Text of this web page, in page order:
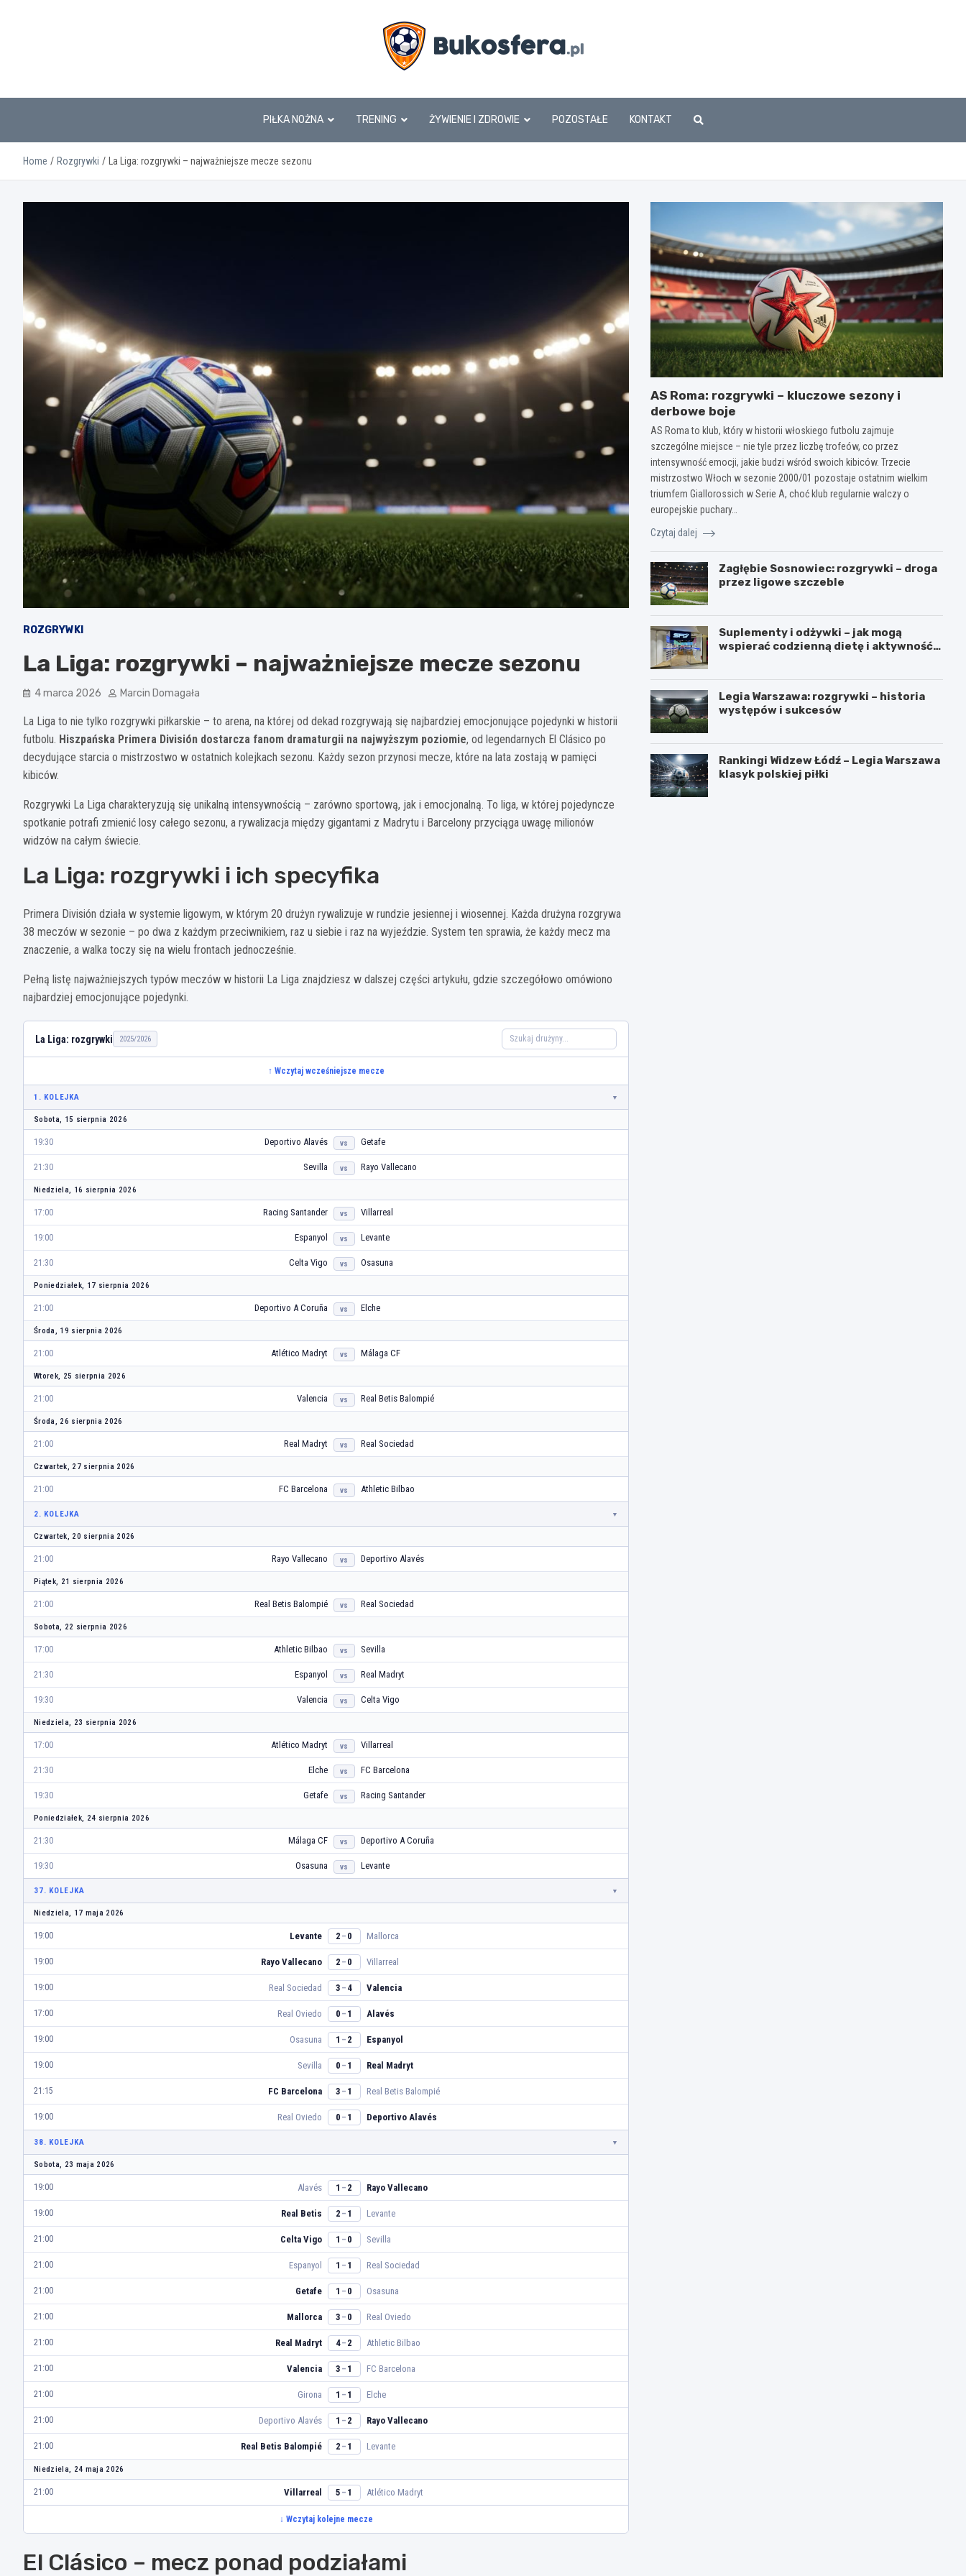
www.bukosfera.pl
PIŁKA NOŻNA TRENING ŻYWIENIE I ZDROWIE POZOSTAŁE KONTAKT
Home Rozgrywki La Liga: rozgrywki – najważniejsze mecze sezonu
ROZGRYWKI
La Liga: rozgrywki – najważniejsze mecze sezonu
4 marca 2026 Marcin Domagała
La Liga to nie tylko rozgrywki piłkarskie – to arena, na której od dekad rozgrywają się najbardziej emocjonujące pojedynki w historii
futbolu. Hiszpańska Primera División dostarcza fanom dramaturgii na najwyższym poziomie, od legendarnych El Clásico po
decydujące starcia o mistrzostwo w ostatnich kolejkach sezonu. Każdy sezon przynosi mecze, które na lata zostają w pamięci
kibiców.
Rozgrywki La Liga charakteryzują się unikalną intensywnością – zarówno sportową, jak i emocjonalną. To liga, w której pojedyncze
spotkanie potrafi zmienić losy całego sezonu, a rywalizacja między gigantami z Madrytu i Barcelony przyciąga uwagę milionów
widzów na całym świecie.
La Liga: rozgrywki i ich specyfika
Primera División działa w systemie ligowym, w którym 20 drużyn rywalizuje w rundzie jesiennej i wiosennej. Każda drużyna rozgrywa
38 meczów w sezonie – po dwa z każdym przeciwnikiem, raz u siebie i raz na wyjeździe. System ten sprawia, że każdy mecz ma
znaczenie, a walka toczy się na wielu frontach jednocześnie.
Pełną listę najważniejszych typów meczów w historii La Liga znajdziesz w dalszej części artykułu, gdzie szczegółowo omówiono
najbardziej emocjonujące pojedynki.
La Liga: rozgrywki 2025/2026
↑ Wczytaj wcześniejsze mecze
1. KOLEJKA
Sobota, 15 sierpnia 2026
19:30 Deportivo Alavés vs Getafe
21:30 Sevilla vs Rayo Vallecano
Niedziela, 16 sierpnia 2026
17:00 Racing Santander vs Villarreal
19:00 Espanyol vs Levante
21:30 Celta Vigo vs Osasuna
Poniedziałek, 17 sierpnia 2026
21:00 Deportivo A Coruña vs Elche
Środa, 19 sierpnia 2026
21:00 Atlético Madryt vs Málaga CF
Wtorek, 25 sierpnia 2026
21:00 Valencia vs Real Betis Balompié
Środa, 26 sierpnia 2026
21:00 Real Madryt vs Real Sociedad
Czwartek, 27 sierpnia 2026
21:00 FC Barcelona vs Athletic Bilbao
2. KOLEJKA
Czwartek, 20 sierpnia 2026
21:00 Rayo Vallecano vs Deportivo Alavés
Piątek, 21 sierpnia 2026
21:00 Real Betis Balompié vs Real Sociedad
Sobota, 22 sierpnia 2026
17:00 Athletic Bilbao vs Sevilla
21:30 Espanyol vs Real Madryt
19:30 Valencia vs Celta Vigo
Niedziela, 23 sierpnia 2026
17:00 Atlético Madryt vs Villarreal
21:30 Elche vs FC Barcelona
19:30 Getafe vs Racing Santander
Poniedziałek, 24 sierpnia 2026
21:30 Málaga CF vs Deportivo A Coruña
19:30 Osasuna vs Levante
37. KOLEJKA
Niedziela, 17 maja 2026
19:00 Levante 2 – 0 Mallorca
19:00 Rayo Vallecano 2 – 0 Villarreal
19:00 Real Sociedad 3 – 4 Valencia
17:00 Real Oviedo 0 – 1 Alavés
19:00 Osasuna 1 – 2 Espanyol
19:00 Sevilla 0 – 1 Real Madryt
21:15 FC Barcelona 3 – 1 Real Betis Balompié
19:00 Real Oviedo 0 – 1 Deportivo Alavés
38. KOLEJKA
Sobota, 23 maja 2026
19:00 Alavés 1 – 2 Rayo Vallecano
19:00 Real Betis 2 – 1 Levante
21:00 Celta Vigo 1 – 0 Sevilla
21:00 Espanyol 1 – 1 Real Sociedad
21:00 Getafe 1 – 0 Osasuna
21:00 Mallorca 3 – 0 Real Oviedo
21:00 Real Madryt 4– 2 Athletic Bilbao
21:00 Valencia 3 – 1 FC Barcelona
21:00 Girona 1 – 1 Elche
21:00 Deportivo Alavés 1 – 2 Rayo Vallecano
21:00 Real Betis Balompié 2 – 1 Levante
Niedziela, 24 maja 2026
21:00 Villarreal 5 – 1 Atlético Madryt
↓ Wczytaj kolejne mecze
El Clásico – mecz ponad podziałami
AS Roma: rozgrywki – kluczowe sezony i
derbowe boje
AS Roma to klub, który w historii włoskiego futbolu zajmuje
szczególne miejsce – nie tyle przez liczbę trofeów, co przez
intensywność emocji, jakie budzi wśród swoich kibiców. Trzecie
mistrzostwo Włoch w sezonie 2000/01 pozostaje ostatnim wielkim
triumfem Giallorossich w Serie A, choć klub regularnie walczy o
europejskie puchary…
Czytaj dalej
Zagłębie Sosnowiec: rozgrywki – droga
przez ligowe szczeble
Suplementy i odżywki – jak mogą
wspierać codzienną dietę i aktywność
Legia Warszawa: rozgrywki – historia
występów i sukcesów
Rankingi Widzew Łódź – Legia Warszawa
klasyk polskiej piłki